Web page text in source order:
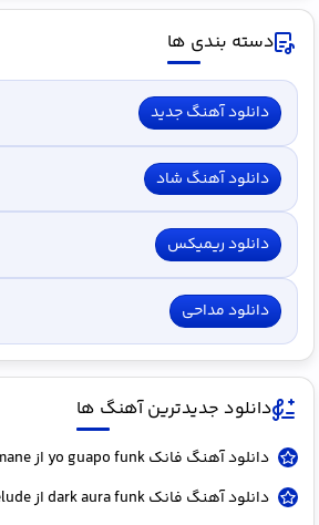
دسته بندی ها
دانلود آهنگ جدید
دانلود آهنگ شاد
دانلود ریمیکس
دانلود مداحی
دانلود جدیدترین آهنگ ها
دانلود آهنگ فانک yo guapo funk از ernestmane
دانلود آهنگ فانک dark aura funk از elude + ورژن Slowed